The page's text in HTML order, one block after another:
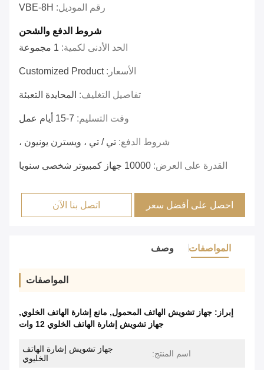
رقم الموديل: VBE-8H
شروط الدفع والشحن
الحد الأدنى لكمية: 1 مجموعة
الأسعار:Customized Product
تفاصيل التغليف: المحايدة التعبئة
وقت التسليم: 7-15 أيام عمل
شروط الدفع: تي / تي ، ويسترن يونيون ،
القدرة على العرض: 10000 جهاز كمبيوتر شخصى سنويا
احصل على أفضل سعر اتصل بنا الآن
المواصفات وصف
المواصفات
إبراز: جهاز تشويش الهاتف المحمول, مانع إشارة الهاتف الخلوي,
جهاز تشويش إشارة الهاتف الخلوي 12 وات
اسم المنتج:
جهاز تشويش إشارة الهاتف
الخليوي